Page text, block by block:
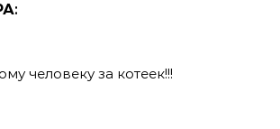
:
человеку за котеек!!!